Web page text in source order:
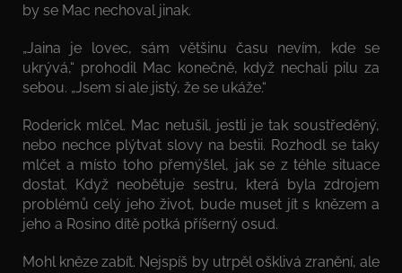
by se Mac nechoval jinak.
„Jaina je lovec, sám většinu času nevím, kde se
ukrývá,“ prohodil Mac konečně, když nechali pilu za
sebou. „Jsem si ale jistý, že se ukáže.“
Roderick mlčel. Mac netušil, jestli je tak soustředěný,
nebo nechce plýtvat slovy na bestii. Rozhodl se taky
mlčet a místo toho přemýšlel, jak se z téhle situace
dostat. Když neobětuje sestru, která byla zdrojem
problémů celý jeho život, bude muset jít s knězem a
jeho a Rosino dítě potká příšerný osud.
Mohl kněze zabít. Nejspíš by utrpěl ošklivá zranění, ale